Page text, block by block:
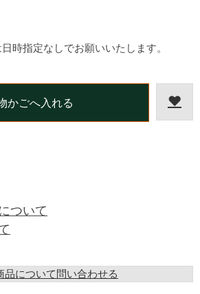
ついて
品について問い合わせる
時指定なしでお願いいたします。